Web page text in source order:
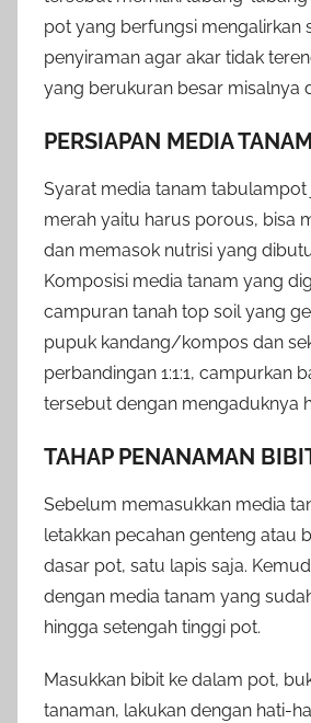
pot yang berfungsi mengalirkan
penyiraman agar akar tidak
yang berukuran besar misalnya
PERSIAPAN MEDIA TANAM
Syarat media tanam
merah yaitu harus porous, bisa
dan memasok nutrisi yang
Komposisi media tanam yang
campuran tanah top soil yang
pupuk kandang/kompos dan
perbandingan 1:1:1, campurkan
tersebut dengan mengaduknya
TAHAP PENANAMAN
Sebelum memasukkan media
letakkan pecahan genteng atau
dasar pot, satu lapis saja.
dengan media tanam yang
hingga setengah tinggi pot.
Masukkan bibit ke dalam pot,
tanaman, lakukan dengan hati-